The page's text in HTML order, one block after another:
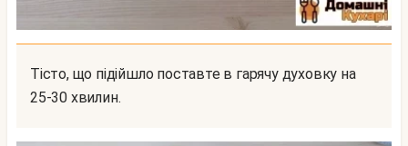
Тісто, що підійшло поставте в гарячу духовку на
25-30 хвилин.